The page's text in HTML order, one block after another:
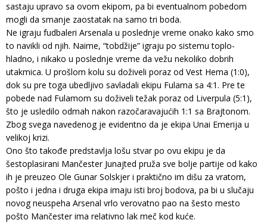
sastaju upravo sa ovom ekipom, pa bi eventualnom pobedom
mogli da smanje zaostatak na samo tri boda.
Ne igraju fudbaleri Arsenala u poslednje vreme onako kako smo
to navikli od njih. Naime, “tobdžije” igraju po sistemu toplo-
hladno, i nikako u poslednje vreme da vežu nekoliko dobrih
utakmica. U prošlom kolu su doživeli poraz od Vest Hema (1:0),
dok su pre toga ubedljivo savladali ekipu Fulama sa 4:1. Pre te
pobede nad Fulamom su doživeli težak poraz od Liverpula (5:1),
što je usledilo odmah nakon razočaravajućih 1:1 sa Brajtonom.
Zbog svega navedenog je evidentno da je ekipa Unai Emerija u
velikoj krizi.
Ono što takođe predstavlja lošu stvar po ovu ekipu je da
šestoplasirani Mančester Junajted pruža sve bolje partije od kako
ih je preuzeo Ole Gunar Solskjer i praktično im dišu za vratom,
pošto i jedna i druga ekipa imaju isti broj bodova, pa bi u slučaju
novog neuspeha Arsenal vrlo verovatno pao na šesto mesto
pošto Mančester ima relativno lak meč kod kuće.